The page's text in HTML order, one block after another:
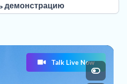
демонстрацию